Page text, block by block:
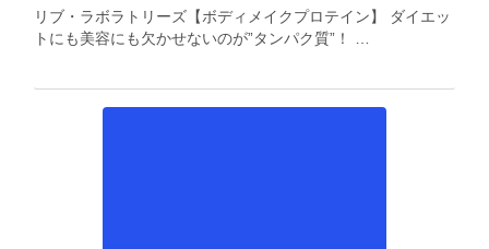
リブ・ラボラトリーズ【ボディメイクプロテイン】 ダイエッ
トにも美容にも欠かせないのが”タンパク質”！ …